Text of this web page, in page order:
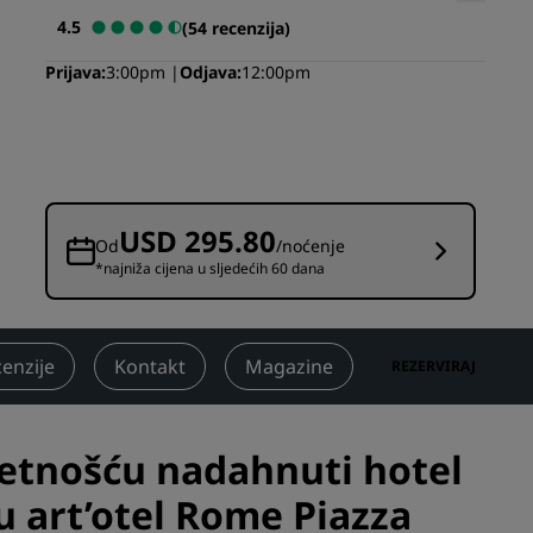
Prostori za vjenčanja
Održivi smještaji
Posjetite naš blog
Radisson Rewards
Otkrijte program Radisson
Rewards
Pogodnosti
Kako zaraditi bodove
Bookers and Planners
4.5
(54 recenzija)
Prijava 3:00pm Odjava 12:00pm
OdUSD 295.80/noćenje
*najniža cijena u sljedećih 60 dana
Kontakt Magazine REZERVIRAJ
nadahnuti hotel
Rome Piazza